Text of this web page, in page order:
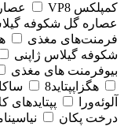
کمپلکس VP8
عصاره گل شکوفه
فرمنت‌های مغذی
شکوفه گیلاس ژاپنی
بیوفرمنت های مغذی
هگزاپپتاید8
آلوئه‌ورا
پپتایدهای
درخت پکان